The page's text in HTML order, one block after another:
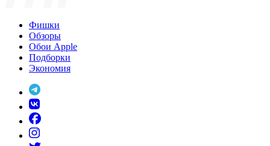
Фишки
Обзоры
Обои Apple
Подборки
Экономия